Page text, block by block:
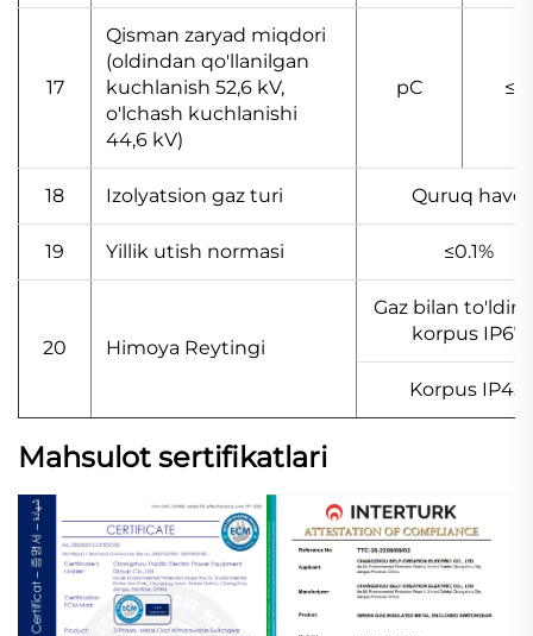
17
Qisman zaryad miqdori
(oldindan qo'llanilgan
kuchlanish 52,6 kV,
o'lchash kuchlanishi
44,6 kV)
pC
18 Izolyatsion gaz turi Quruq havo
19 Yillik utish normasi ≤0.1%
20 Himoya Reytingi
Gaz bilan
korpus IP67
Korpus IP4X
Mahsulot sertifikatlari